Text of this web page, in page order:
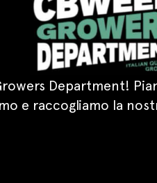
Department!
e raccogliamo la